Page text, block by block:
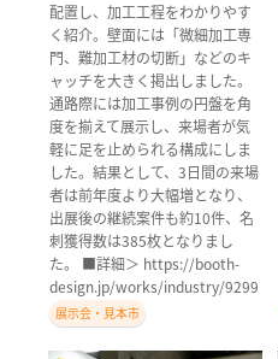
配置し、加工工程をわかりやす
く紹介。壁面には「微細加工専
門、難加工材の切断」などのキ
ャッチを大きく掲出しました。
通路際には加工事例の円盤を角
度を揃えて展示し、来場者が気
軽に足を止められる構成にしま
した。結果として、3日間の来場
者は前年度より大幅増となり、
出展後の継続案件も約10件、名
刺獲得数は385枚となりまし
た。 ■詳細＞ https://booth-
design.jp/works/industry/9299
展示会・見本市